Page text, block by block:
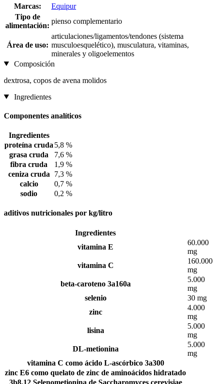
Marcas:
Equipur
Tipo de
alimentación:
pienso complementario
Área de uso:
articulaciones/ligamentos/tendones (sistema
musculoesquelético), musculatura, vitaminas,
minerales y oligoelementos
Composición
dextrosa, copos de avena molidos
Ingredientes
Componentes analíticos
Ingredientes
proteína cruda 5,8 %
grasa cruda
7,6 %
fibra cruda
1,9 %
ceniza cruda
7,3 %
calcio
0,7 %
sodio
0,2 %
aditivos nutricionales por kg/litro
Ingredientes
vitamina E
60.000
mg
vitamina C
160.000
mg
beta-caroteno 3a160a
5.000
mg
selenio
30 mg
zinc
4.000
mg
lisina
5.000
mg
DL-metionina
5.000
mg
vitamina C como ácido L-ascórbico 3a300
zinc E6 como quelato de zinc de aminoácidos hidratado
3b8.12 Selenometionina de Saccharomyces cerevisiae